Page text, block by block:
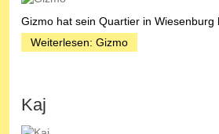
Gizmo hat sein Quartier in Wiesenburg
Weiterlesen: Gizmo
Kaj